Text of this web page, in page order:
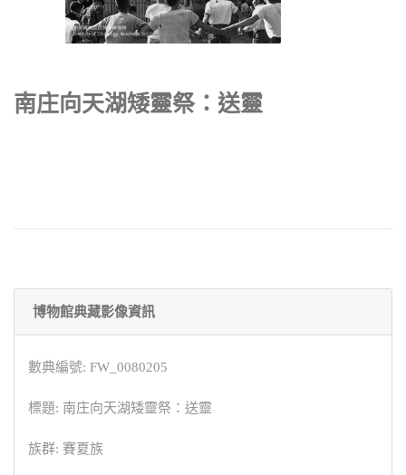
南庄向天湖矮靈祭：送靈
博物館典藏影像資訊
數典編號: FW_0080205
標題: 南庄向天湖矮靈祭：送靈
族群: 賽夏族